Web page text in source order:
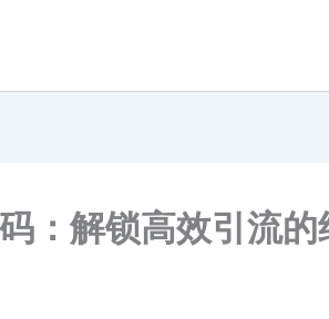
：解锁高效引流的